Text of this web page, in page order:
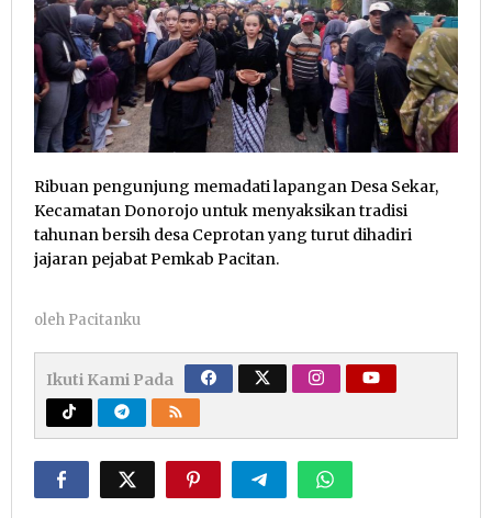
Ribuan pengunjung memadati lapangan Desa Sekar,
Kecamatan Donorojo untuk menyaksikan tradisi
tahunan bersih desa Ceprotan yang turut dihadiri
jajaran pejabat Pemkab Pacitan.
oleh Pacitanku
Ikuti Kami Pada